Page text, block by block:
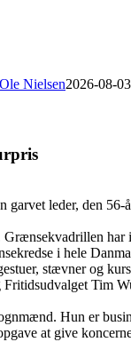
Nielsen2026-08-
leder, den 56-
har
i hele
stævner og
Tim
Hun er
at give